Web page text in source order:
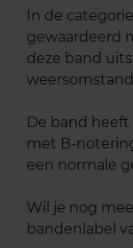
In de
gewaardeerd
deze band
De band
met B-
een normale
Wil je nog
bandenlabel